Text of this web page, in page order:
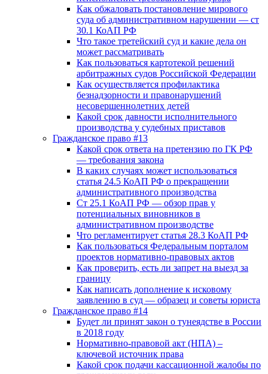
Как обжаловать постановление мирового
суда об административном нарушении — ст
30.1 КоАП РФ
Что такое третейский суд и какие дела он
может рассматривать
Как пользоваться картотекой решений
арбитражных судов Российской Федерации
Как осуществляется профилактика
безнадзорности и правонарушений
несовершеннолетних детей
Какой срок давности исполнительного
производства у судебных приставов
Гражданское право #13
Какой срок ответа на претензию по ГК РФ
— требования закона
В каких случаях может использоваться
статья 24.5 КоАП РФ о прекращении
административного производства
Ст 25.1 КоАП РФ — обзор прав у
потенциальных виновников в
административном производстве
Что регламентирует статья 28.3 КоАП РФ
Как пользоваться Федеральным порталом
проектов нормативно-правовых актов
Как проверить, есть ли запрет на выезд за
границу
Как написать дополнение к исковому
заявлению в суд — образец и советы юриста
Гражданское право #14
Будет ли принят закон о тунеядстве в России
в 2018 году
Нормативно-правовой акт (НПА) –
ключевой источник права
Какой срок подачи кассационной жалобы по